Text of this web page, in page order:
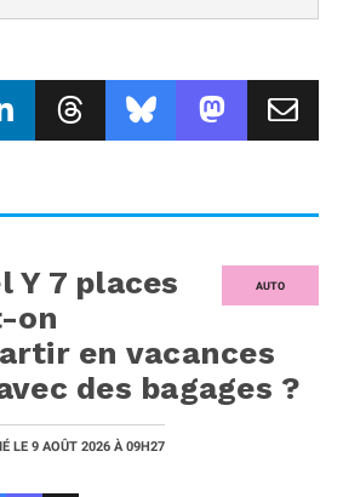
AUTO
Y 7 places
on
en vacances
des bagages ?
LE 9 AOÛT 2026 À 09H27